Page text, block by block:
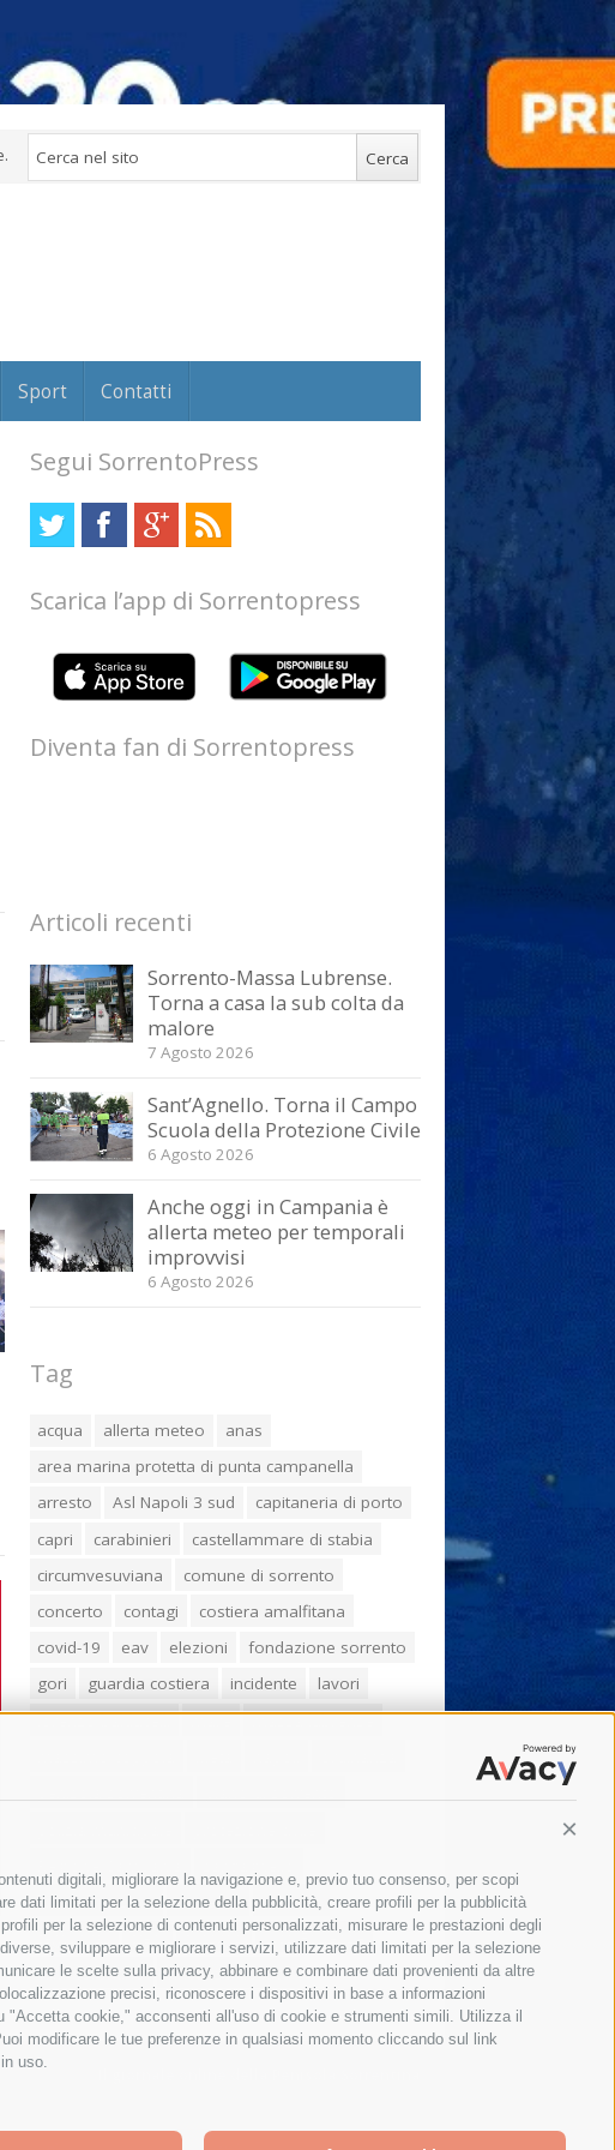
digitali, migliorare la navigazione e, previo tuo consenso, per scopi
dati limitati per la selezione della pubblicità, creare profili per la pubblicità
per la selezione di contenuti personalizzati, misurare le prestazioni degli
sviluppare e migliorare i servizi, utilizzare dati limitati per la selezione
le scelte sulla privacy, abbinare e combinare dati provenienti da altre
precisi, riconoscere i dispositivi in base a informazioni
cookie," acconsenti all'uso di cookie e strumenti simili. Utilizza il
modificare le tue preferenze in qualsiasi momento cliccando sul link
uso.
Sport Contatti
Segui SorrentoPress
Scarica l’app di Sorrentopress
Diventa fan di Sorrentopress
Articoli recenti
Sorrento-Massa Lubrense.
Torna a casa la sub colta da
malore
7 Agosto 2026
Sant’Agnello. Torna il Campo
Scuola della Protezione Civile
6 Agosto 2026
Anche oggi in Campania è
allerta meteo per temporali
improvvisi
6 Agosto 2026
Tag
acqua allerta meteo
anas
area marina protetta di punta campanella
arresto
Asl Napoli 3 sud
capitaneria di porto
capri
carabinieri
castellammare di stabia
circumvesuviana
comune di sorrento
concerto
contagi
costiera amalfitana
covid-19
eav elezioni
fondazione sorrento
gori
guardia costiera incidente
lavori
lorenzo balducelli
mare
massa lubrense
sindaco cuomo
sorrento
studenti
temporali
treni turismo
Vico Equense
villa fiorentino
vincenzo de luca